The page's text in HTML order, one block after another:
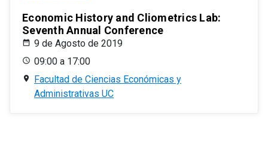
Economic History and Cliometrics Lab:
Seventh Annual Conference
9 de Agosto de 2019
09:00 a 17:00
Facultad de Ciencias Económicas y
Administrativas UC